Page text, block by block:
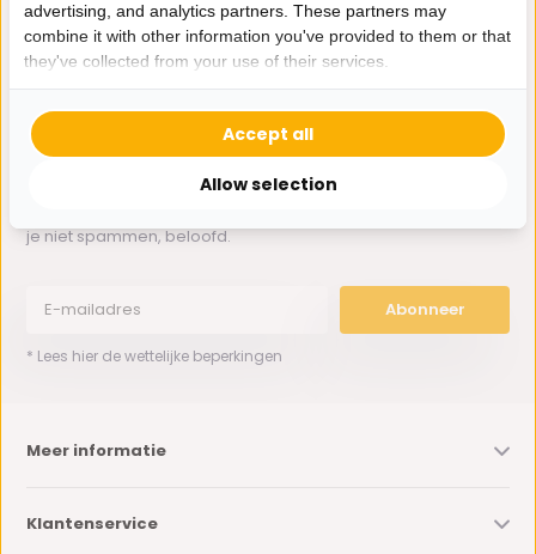
0162-231130
klantenservice@bazaaronline.nl
je niet spammen, beloofd.
Abonneer
* Lees hier de wettelijke beperkingen
Meer informatie
Klantenservice
advertising, and analytics partners. These partners may
combine it with other information you've provided to them or that
they've collected from your use of their services.
Allow selection
Accept all